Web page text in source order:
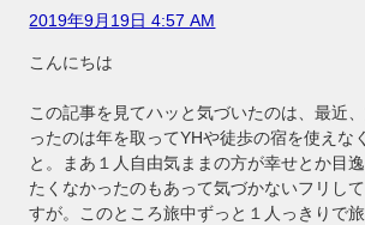
2019年9月19日 4:57 AM
こんにちは
この記事を見てハッと気づいたのは、最近
ったのは年を取ってYHや徒歩の宿を使えな
と。まあ１人自由気ままの方が幸せとか目
たくなかったのもあって気づかないフリし
すが。このところ旅中ずっと１人っきりで